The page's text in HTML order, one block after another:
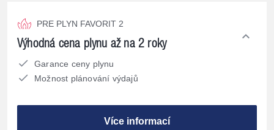
PRE PLYN FAVORIT 2
Výhodná cena plynu až na 2 roky expand_less
Garance ceny plynu
Možnost plánování výdajů
Více informací